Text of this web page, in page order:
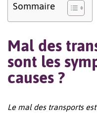
Sommaire
Mal des
sont les
causes ?
Le mal des transports